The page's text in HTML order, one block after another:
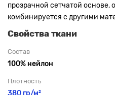
прозрачной сетчатой основе,
комбинируется с другими
Свойства ткани
Состав
100% нейлон
Плотность
380 гр/м²